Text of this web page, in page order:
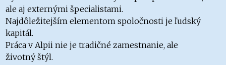
ale aj externými špecialistami.
Najdôležitejším elementom spoločnosti je ľudský
kapitál.
Práca v Alpii nie je tradičné zamestnanie, ale
životný štýl.